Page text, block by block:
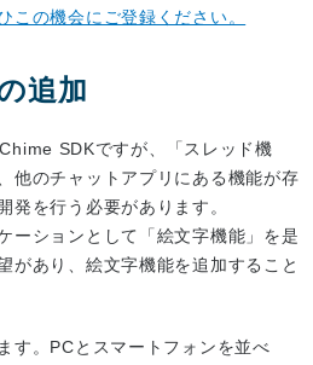
この機会にご登録ください。
追加
SDKですが、「スレッド機
他のチャットアプリにある機能が存
発を行う必要があります。
ーションとして「絵文字機能」を是
があり、絵文字機能を追加すること
す。PCとスマートフォンを並べ